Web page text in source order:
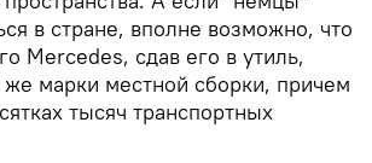
в стране, вполне возможно, что
Mercedes, сдав его в утиль,
же марки местной сборки, причем
тысяч транспортных